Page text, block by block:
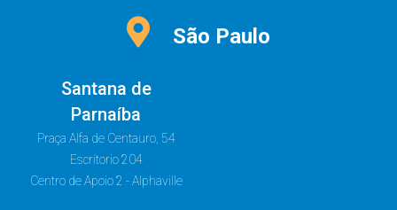
São Paulo
Santana de
Parnaíba
Praça Alfa de Centauro, 54
Escrítorio 204
Centro de Apoio 2 - Alphaville